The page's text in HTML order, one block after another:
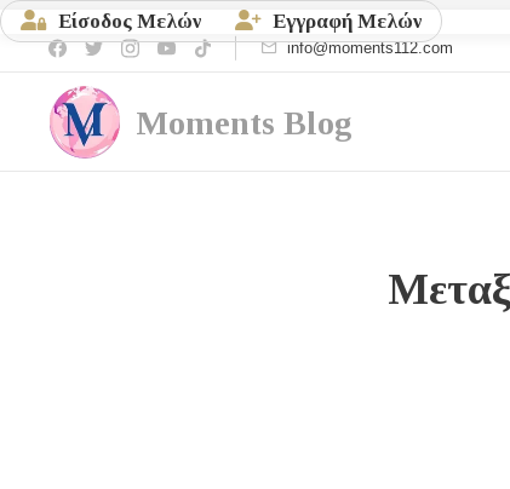
Είσοδος Μελών Εγγραφή Μελών
info@moments112.com
Moments Blog